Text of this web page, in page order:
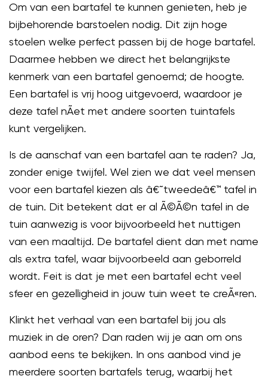
Om van een bartafel te kunnen genieten, heb je
bijbehorende barstoelen nodig. Dit zijn hoge
stoelen welke perfect passen bij de hoge bartafel.
Daarmee hebben we direct het belangrijkste
kenmerk van een bartafel genoemd; de hoogte.
Een bartafel is vrij hoog uitgevoerd, waardoor je
deze tafel nÃ­et met andere soorten tuintafels
kunt vergelijken.
Is de aanschaf van een bartafel aan te raden? Ja,
zonder enige twijfel. Wel zien we dat veel mensen
voor een bartafel kiezen als â€˜tweedeâ€™ tafel in
de tuin. Dit betekent dat er al Ã©Ã©n tafel in de
tuin aanwezig is voor bijvoorbeeld het nuttigen
van een maaltijd. De bartafel dient dan met name
als extra tafel, waar bijvoorbeeld aan geborreld
wordt. Feit is dat je met een bartafel echt veel
sfeer en gezelligheid in jouw tuin weet te creÃ«ren.
Klinkt het verhaal van een bartafel bij jou als
muziek in de oren? Dan raden wij je aan om ons
aanbod eens te bekijken. In ons aanbod vind je
meerdere soorten bartafels terug, waarbij het